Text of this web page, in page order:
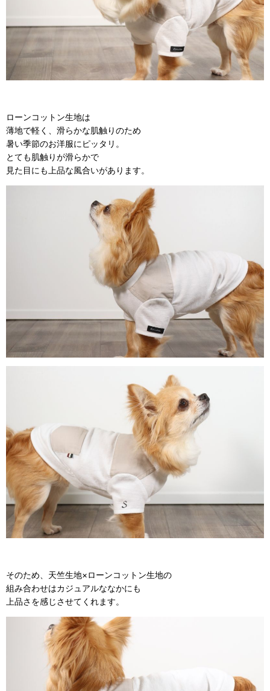
ローンコットン生地は
薄地で軽く、滑らかな肌触りのため
暑い季節のお洋服にピッタリ。
とても肌触りが滑らかで
見た目にも上品な風合いがあります。
そのため、天竺生地×ローンコットン生地の
組み合わせはカジュアルななかにも
上品さを感じさせてくれます。